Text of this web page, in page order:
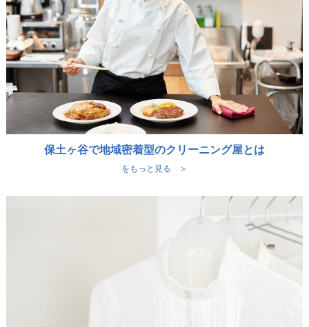
保土ヶ谷で地域密着型のクリーニング屋とは
をもっと見る ＞